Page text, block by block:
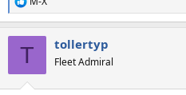
R
e
T tollertyp
Fleet Admiral